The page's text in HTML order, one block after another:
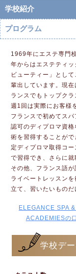
学校紹介
プログラム
1969年にエステ専門
年からはエステティ
ビューティー」とし
輩出しています。現
ランスでもトップク
週1回は実際にお客様
フランスで初めてス
認可のディプロマ資
術を習得することが
定ディプロマ取得コ
で習得でき、さらに
その他、フランス語
ライベートレッスン
立て、習いたいものだ
ELEGANCE SPA
ACADEMIESの
学校デー